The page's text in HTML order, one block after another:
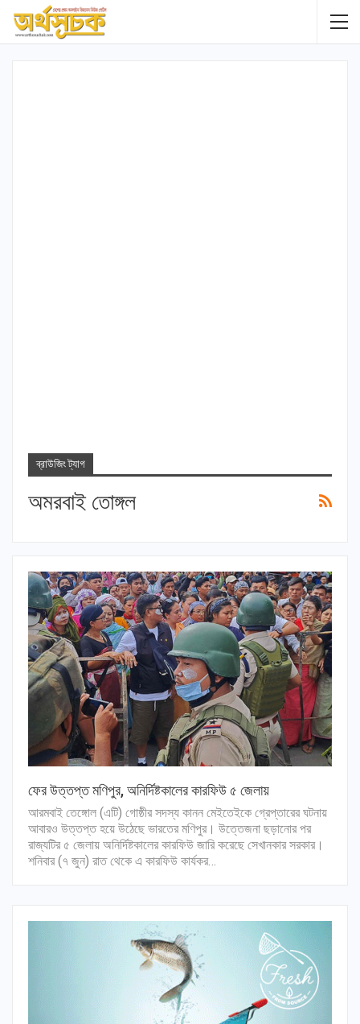
ব্রাউজিং ট্যাগ
অমরবাই তোঙ্গল
ফের উত্তপ্ত মণিপুর, অনির্দিষ্টকালের কারফিউ ৫ জেলায়
আরমবাই তেঙ্গোল (এটি) গোষ্ঠীর সদস্য কানন মেইতেইকে গ্রেপ্তারের ঘটনায়
আবারও উত্তপ্ত হয়ে উঠেছে ভারতের মণিপুর। উত্তেজনা ছড়ানোর পর
রাজ্যটির ৫ জেলায় অনির্দিষ্টকালের কারফিউ জারি করেছে সেখানকার সরকার।
শনিবার (৭ জুন) রাত থেকে এ কারফিউ কার্যকর…